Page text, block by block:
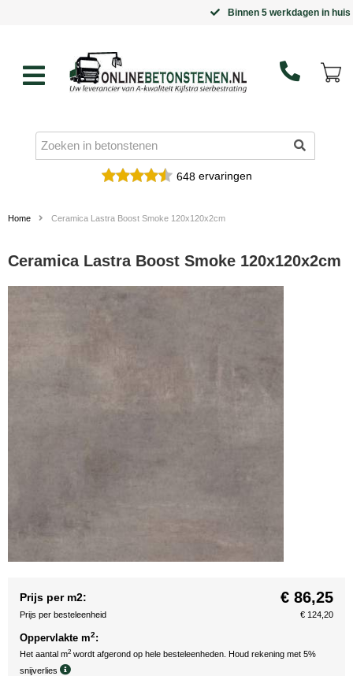
Binnen 5 werkdagen in huis
648ervaringen
Home Ceramica Lastra Boost Smoke 120x120x2cm
Ceramica Lastra Boost Smoke 120x120x2cm
Prijs per m2: € 86,25
Prijs per besteleenheid € 124,20
Oppervlakte m2:
Het aantal m2 wordt afgerond op hele besteleenheden. Houd rekening met 5%
snijverlies